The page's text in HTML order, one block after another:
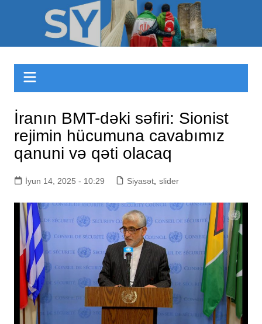
Sizinyol.org
İranın BMT-dəki səfiri: Sionist
rejimin hücumuna cavabımız
qanuni və qəti olacaq
İyun 14, 2025 - 10:29 Siyasət, slider